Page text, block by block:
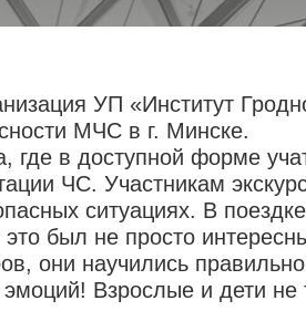
УП «Институт
МЧС в г. Минске.
где в доступной форме
ЧС. Участникам
ситуациях. В
был не просто
научились правильно
Взрослые и дети